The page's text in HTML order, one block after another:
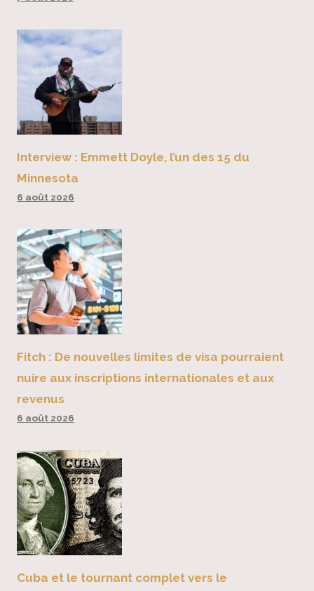
Interview : Emmett Doyle, l’un des 15 du
Minnesota
6 août 2026
Fitch : De nouvelles limites de visa pourraient
nuire aux inscriptions internationales et aux
revenus
6 août 2026
Cuba et le tournant complet vers le